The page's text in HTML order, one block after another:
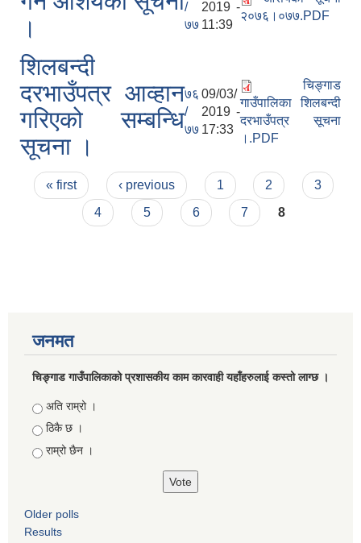
।
/
७७
2019 -
11:39
२०७६।०७७.PDF
शिलबन्दी
दरभाउँपत्र आव्हान
गरिएको सम्बन्धि
सूचना ।
७६
/
७७
09/03/
2019 -
17:33
चिङ्गाड
गाउँपालिका शिलबन्दी
दरभाउँपत्र सूचना
।.PDF
Pages
« first ‹ previous 1 2
3
4
5 6 7 8
जनमत
चिङ्गाड गाउँपालिकाको प्रशासकीय काम कारवाही यहाँहरुलाई कस्तो लाग्छ ।
Choices
अति राम्रो ।
ठिकै छ ।
राम्रो छैन ।
Older polls
Results